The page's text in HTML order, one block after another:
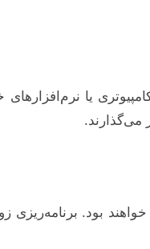
بود. برنامه‌ریزی